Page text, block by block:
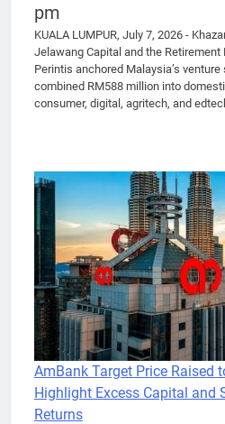
pm
KUALA LUMPUR, July 7, 2026 -
Jelawang Capital and the Retirement
Perintis anchored Malaysia’s
combined RM588 million into
consumer, digital, agritech, and
AmBank Target Price Raised
Highlight Excess Capital and
Returns